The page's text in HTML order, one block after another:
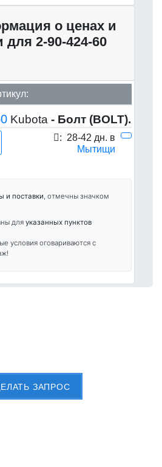
о ценах и
для 2-90-424-60
Kubota - Болт (BOLT).
: 28-42 дн. в
Мытищи
и поставки, отмечны значком
для указанных пунктов
условия оговариваются с
ЗАПРОС